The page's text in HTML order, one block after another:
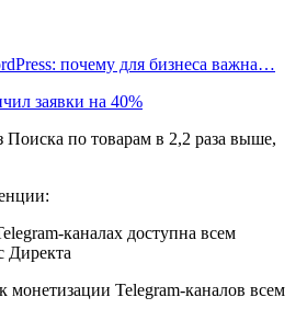
почему для бизнеса важна…
заявки на 40%
каналах доступна всем
Директа
монетизации Telegram-каналов всем